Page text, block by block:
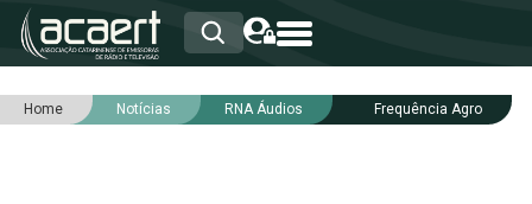
HOME
Home Notícias RNA Áudios Frequência Agro